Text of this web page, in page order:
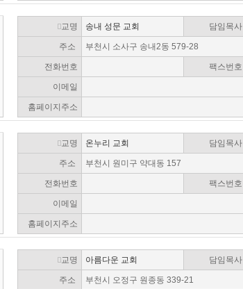
교명 송내 성문 교회 담임목사
주소 부천시 소사구 송내2동 579-28
전화번호 팩스번호
이메일
홈페이지주소
교명 온누리 교회 담임목사
주소 부천시 원미구 약대동 157
전화번호 팩스번호
이메일
홈페이지주소
교명 아름다운 교회 담임목사
주소 부천시 오정구 원종동 339-21